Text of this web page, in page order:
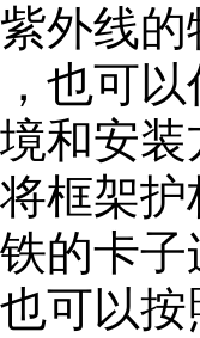
外线
也可
和安
框架
的卡
可以